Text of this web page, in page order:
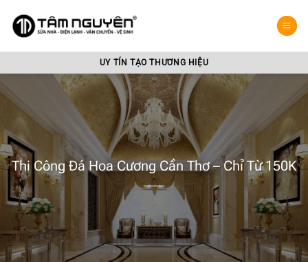
qua
dung
UY TÍN TẠO THƯƠNG HIỆU
Thi Công Đá Hoa Cương Cần Thơ – Chỉ Từ 150K